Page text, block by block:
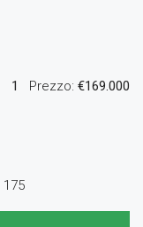
1 Prezzo: €169.000
175